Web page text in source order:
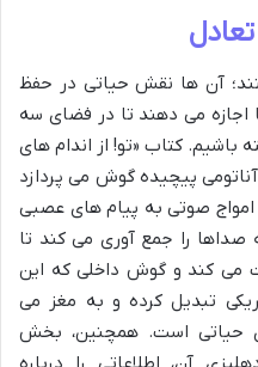
آن ها نقش حیاتی در حفظ
اجازه می دهند تا در فضای سه
کتاب «تو! از اندام های
پیچیده گوش می پردازد
امواج صوتی به پیام های عصبی
را جمع آوری می کند تا
می کند و گوش داخلی که این
تبدیل کرده و به مغز می
حیاتی است. همچنین، بخش